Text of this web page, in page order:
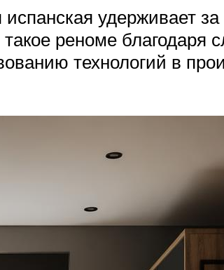
удерживает
реноме
технологий в